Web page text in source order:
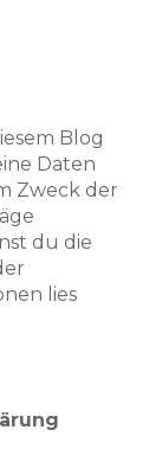
Blog
Daten
Zweck der
du die
lies